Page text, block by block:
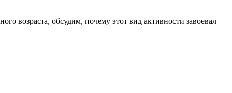
возраста, обсудим, почему этот вид активности завоевал